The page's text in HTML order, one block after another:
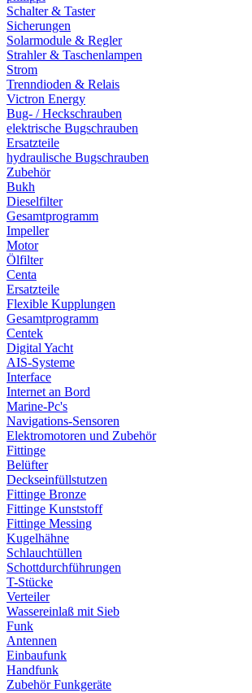
Schalter & Taster
Sicherungen
Solarmodule & Regler
Strahler & Taschenlampen
Strom
Trenndioden & Relais
Victron Energy
Bug- / Heckschrauben
elektrische Bugschrauben
Ersatzteile
hydraulische Bugschrauben
Zubehör
Bukh
Dieselfilter
Gesamtprogramm
Impeller
Motor
Ölfilter
Centa
Ersatzteile
Flexible Kupplungen
Gesamtprogramm
Centek
Digital Yacht
AIS-Systeme
Interface
Internet an Bord
Marine-Pc's
Navigations-Sensoren
Elektromotoren und Zubehör
Fittinge
Belüfter
Deckseinfüllstutzen
Fittinge Bronze
Fittinge Kunststoff
Fittinge Messing
Kugelhähne
Schlauchtüllen
Schottdurchführungen
T-Stücke
Verteiler
Wassereinlaß mit Sieb
Funk
Antennen
Einbaufunk
Handfunk
Zubehör Funkgeräte